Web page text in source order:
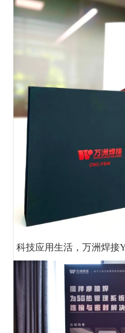
科技应用生活，万洲焊接